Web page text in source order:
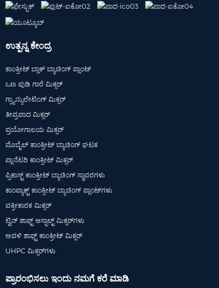
ಉತ್ಪನ್ನ ಕೇಂದ್ರ
ಕಾಂಕ್ರೀಟ್ ಬ್ಲಾಕ್ ಬ್ಯಾಚಿಂಗ್ ಪ್ಲಾಂಟ್
ಒಣ ಪುಡಿ ಗಾರೆ ಮಿಕ್ಸರ್
ಗ್ರ್ಯಾನ್ಯುಲೇಟಿಂಗ್ ಮಿಕ್ಸರ್
ತೀವ್ರವಾದ ಮಿಕ್ಸರ್
ಪ್ರಯೋಗಾಲಯ ಮಿಕ್ಸರ್
ಮೊಬೈಲ್ ಕಾಂಕ್ರೀಟ್ ಬ್ಯಾಚಿಂಗ್ ಘಟಕ
ಪ್ಲಾನೆಟರಿ ಕಾಂಕ್ರೀಟ್ ಮಿಕ್ಸರ್
ಪ್ರಿಕಾಸ್ಟ್ ಕಾಂಕ್ರೀಟ್ ಬ್ಯಾಚಿಂಗ್ ಸ್ಥಾವರಗಳು
ಕಾಂಪ್ಯಾಕ್ಟ್ ಕಾಂಕ್ರೀಟ್ ಬ್ಯಾಚಿಂಗ್ ಪ್ಲಾಂಟ್‌ಗಳು
ವಕ್ರೀಕಾರಕ ಮಿಕ್ಸರ್
ಟ್ವಿನ್ ಶಾಫ್ಟ್ ಆಸ್ಫಾಲ್ಟ್ ಮಿಕ್ಸರ್‌ಗಳು
ಅವಳಿ ಶಾಫ್ಟ್ ಕಾಂಕ್ರೀಟ್ ಮಿಕ್ಸರ್
UHPC ಮಿಕ್ಸರ್‌ಗಳು
ಪ್ರಾರಂಭಿಸಲು ಇಂದು ನಮಗೆ ಕರೆ ಮಾಡಿ